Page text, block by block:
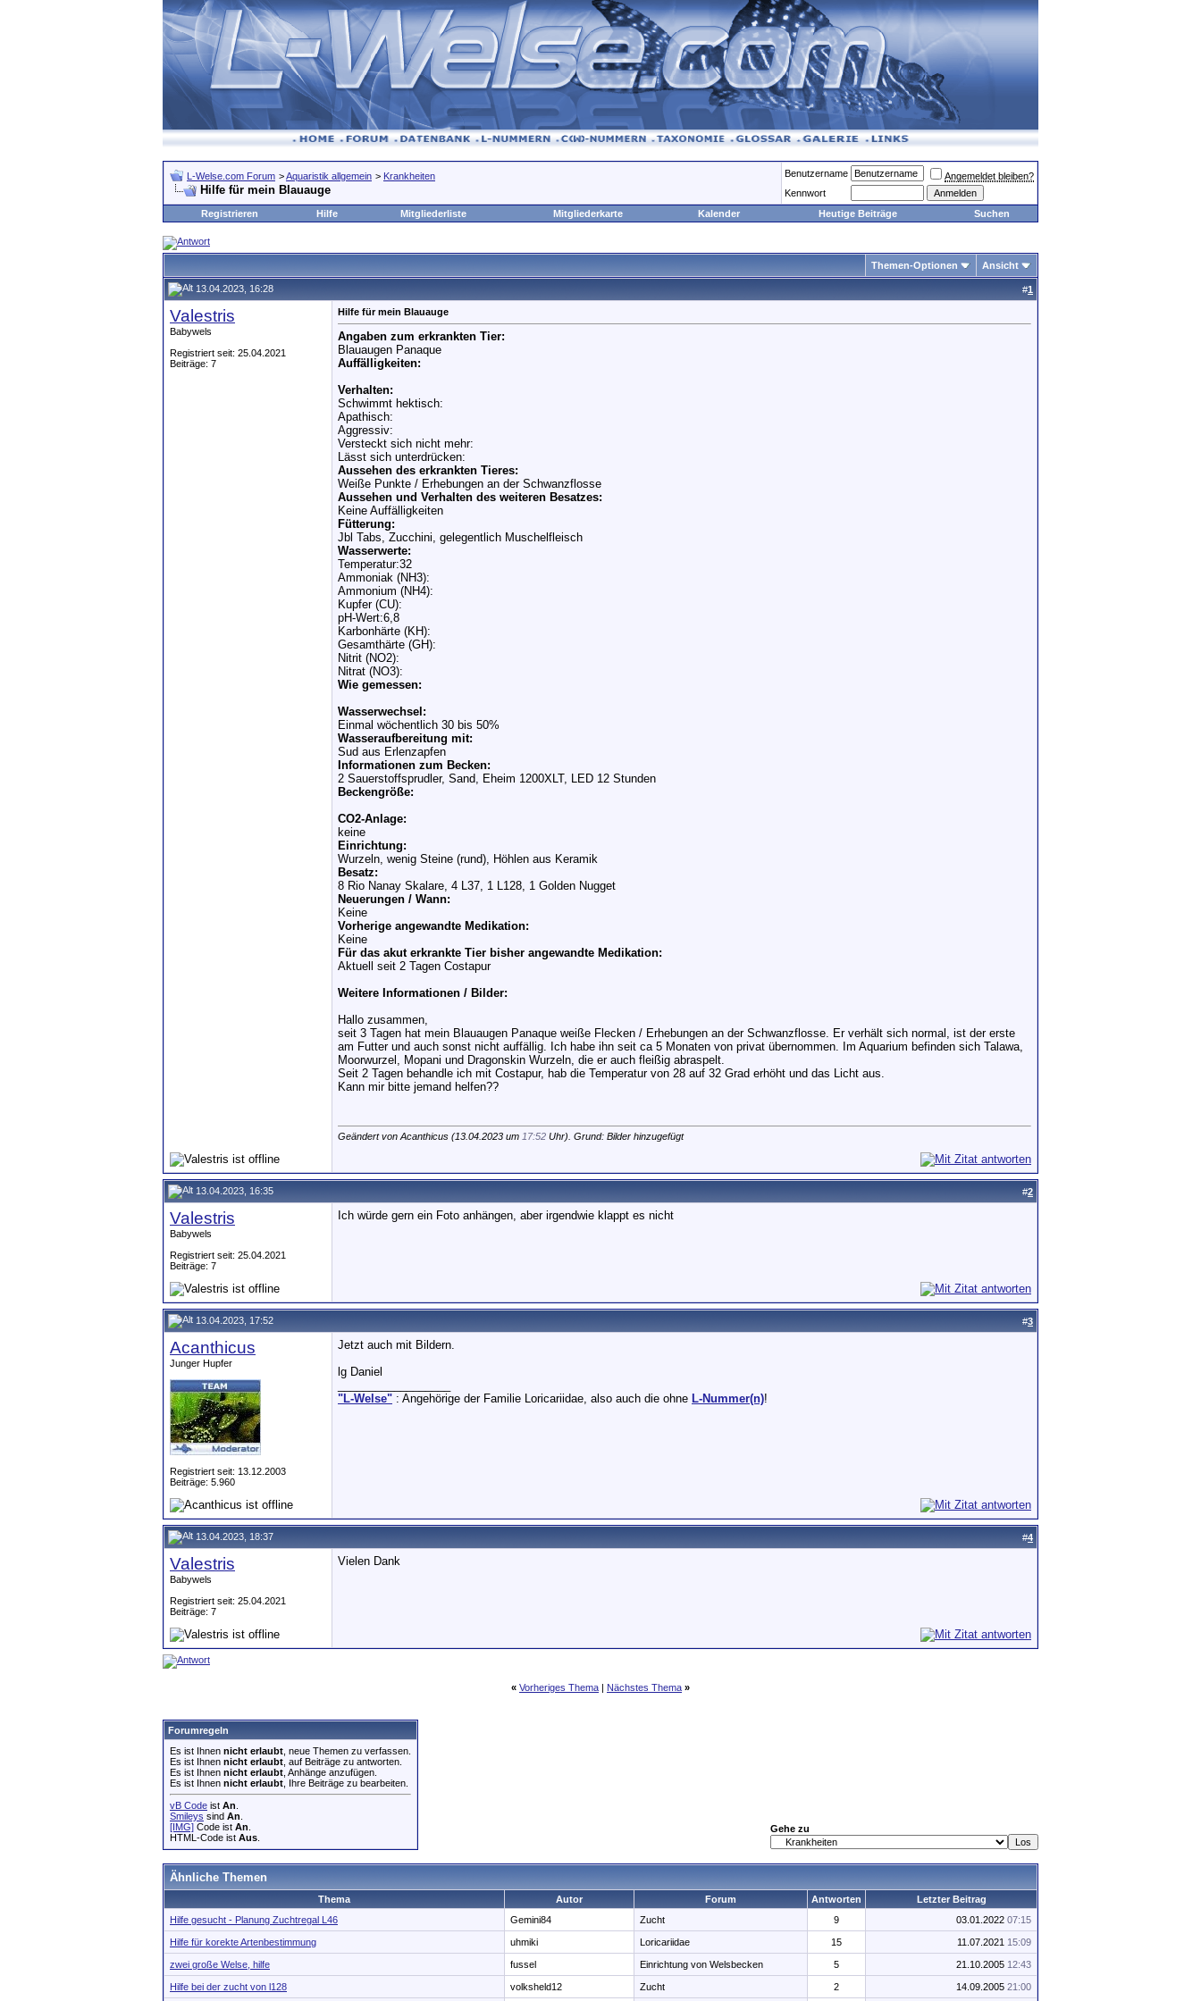
L-Welse.com Forum >Aquaristik allgemein > Krankheiten
Hilfe für mein Blauauge
Benutzername
Angemeldet bleiben?
Kennwort
Registrieren
Hilfe Mitgliederliste Mitgliederkarte Kalender Heutige Beiträge Suchen
Themen-Optionen Ansicht
13.04.2023, 16:28 #1
Valestris
Babywels
Registriert seit: 25.04.2021
Beiträge: 7
Hilfe für mein Blauauge
Angaben zum erkrankten Tier:
Blauaugen Panaque
Auffälligkeiten:
Verhalten:
Schwimmt hektisch:
Apathisch:
Aggressiv:
Versteckt sich nicht mehr:
Lässt sich unterdrücken:
Aussehen des erkrankten Tieres:
Weiße Punkte / Erhebungen an der Schwanzflosse
Aussehen und Verhalten des weiteren Besatzes:
Keine Auffälligkeiten
Fütterung:
Jbl Tabs, Zucchini, gelegentlich Muschelfleisch
Wasserwerte:
Temperatur:32
Ammoniak (NH3):
Ammonium (NH4):
Kupfer (CU):
pH-Wert:6,8
Karbonhärte (KH):
Gesamthärte (GH):
Nitrit (NO2):
Nitrat (NO3):
Wie gemessen:
Wasserwechsel:
Einmal wöchentlich 30 bis 50%
Wasseraufbereitung mit:
Sud aus Erlenzapfen
Informationen zum Becken:
2 Sauerstoffsprudler, Sand, Eheim 1200XLT, LED 12 Stunden
Beckengröße:
CO2-Anlage:
keine
Einrichtung:
Wurzeln, wenig Steine (rund), Höhlen aus Keramik
Besatz:
8 Rio Nanay Skalare, 4 L37, 1 L128, 1 Golden Nugget
Neuerungen / Wann:
Keine
Vorherige angewandte Medikation:
Keine
Für das akut erkrankte Tier bisher angewandte Medikation:
Aktuell seit 2 Tagen Costapur
Weitere Informationen / Bilder:
Hallo zusammen,
seit 3 Tagen hat mein Blauaugen Panaque weiße Flecken / Erhebungen an der Schwanzflosse. Er verhält sich normal, ist der erste
am Futter und auch sonst nicht auffällig. Ich habe ihn seit ca 5 Monaten von privat übernommen. Im Aquarium befinden sich Talawa,
Moorwurzel, Mopani und Dragonskin Wurzeln, die er auch fleißig abraspelt.
Seit 2 Tagen behandle ich mit Costapur, hab die Temperatur von 28 auf 32 Grad erhöht und das Licht aus.
Kann mir bitte jemand helfen??
Geändert von Acanthicus (13.04.2023 um 17:52 Uhr). Grund: Bilder hinzugefügt
13.04.2023, 16:35 #2
Valestris
Babywels
Registriert seit: 25.04.2021
Beiträge: 7
Ich würde gern ein Foto anhängen, aber irgendwie klappt es nicht
13.04.2023, 17:52 #3
Acanthicus
Junger Hupfer
Registriert seit: 13.12.2003
Beiträge: 5.960
Jetzt auch mit Bildern.
lg Daniel
"L-Welse" : Angehörige der Familie Loricariidae, also auch die ohne L-Nummer(n)!
13.04.2023, 18:37 #4
Valestris
Babywels
Registriert seit: 25.04.2021
Beiträge: 7
Vielen Dank
« Vorheriges Thema | Nächstes Thema »
Forumregeln
Es ist Ihnen nicht erlaubt , neue Themen zu verfassen.
Es ist Ihnen nicht erlaubt , auf Beiträge zu antworten.
Es ist Ihnen nicht erlaubt , Anhänge anzufügen.
Es ist Ihnen nicht erlaubt , Ihre Beiträge zu bearbeiten.
vB Code ist An
Smileys sind An
[IMG] Code ist An
HTML-Code ist Aus
Gehe zu
Ähnliche Themen
Thema Autor Forum Antworten
Letzter Beitrag
Hilfe gesucht - Planung Zuchtregal L46
Gemini84 Zucht 9 03.01.2022 07:15
Hilfe für korekte Artenbestimmung uhmiki Loricariidae 15 11.07.2021 15:09
zwei große Welse, hilfe fussel Einrichtung von Welsbecken 5 21.10.2005 12:43
Hilfe bei der zucht von l128 volksheld12 Zucht 2 14.09.2005 21:00